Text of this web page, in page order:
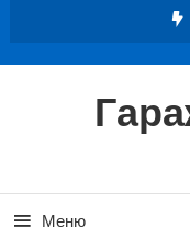
Меню